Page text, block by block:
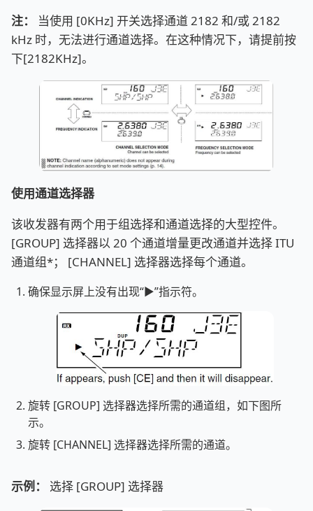
注：
当使用 [0KHz] 开关选择通道 2182 和/或 2182
kHz 时，无法进行通道选择。在这种情况下，请提前按
下[2182KHz]。
使用通道选择器
该收发器有两个用于组选择和通道选择的大型控件。
[GROUP] 选择器以 20 个通道增量更改通道并选择 ITU
通道组*； [CHANNEL] 选择器选择每个通道。
确保显示屏上没有出现“►”指示符。
旋转 [GROUP] 选择器选择所需的通道组，如下图所
示。
旋转 [CHANNEL] 选择器选择所需的通道。
示例： 选择 [GROUP] 选择器